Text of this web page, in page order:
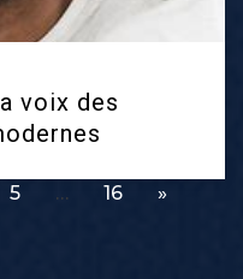
voix des
5 … 16 »